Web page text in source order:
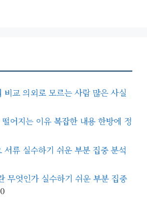
비교 의외로 모르는 사람 많은 사실
어지는 이유 복잡한 내용 한방에 정
서류 실수하기 쉬운 부분 집중 분석
무엇인가 실수하기 쉬운 부분 집중